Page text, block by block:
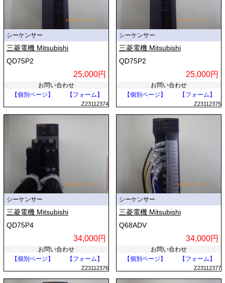
シーケンサー
三菱電機 Mitsubishi
QD75P2
25,000円
お問い合わせ
【個別ページ】
【フォーム】
Z23112374
シーケンサー
三菱電機 Mitsubishi
QD75P2
25,000円
お問い合わせ
【個別ページ】
【フォーム】
Z23112375
シーケンサー
三菱電機 Mitsubishi
QD75P4
34,000円
お問い合わせ
【個別ページ】
【フォーム】
Z23112376
シーケンサー
三菱電機 Mitsubishi
Q68ADV
34,000円
お問い合わせ
【個別ページ】
【フォーム】
Z23112377